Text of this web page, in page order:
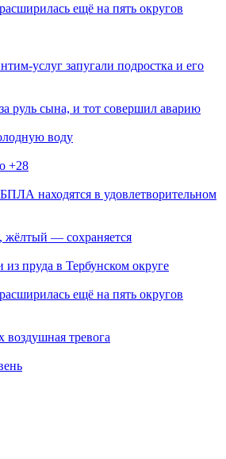
ещё на пять округов
услуг запугали подростка и его
руль сына, и тот совершил аварию
воду
+28
находятся в удовлетворительном
жёлтый — сохраняется
пруда в Тербунском округе
ещё на пять округов
воздушная тревога